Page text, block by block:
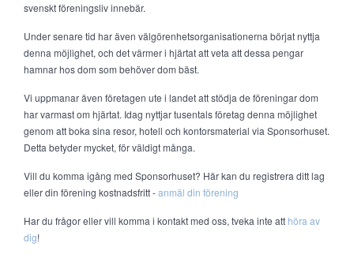
svenskt föreningsliv innebär.
Under senare tid har även välgörenhetsorganisationerna börjat nyttja
denna möjlighet, och det värmer i hjärtat att veta att dessa pengar
hamnar hos dom som behöver dom bäst.
Vi uppmanar även företagen ute i landet att stödja de föreningar dom
har varmast om hjärtat. Idag nyttjar tusentals företag denna möjlighet
genom att boka sina resor, hotell och kontorsmaterial via Sponsorhuset.
Detta betyder mycket, för väldigt många.
Vill du komma igång med Sponsorhuset? Här kan du registrera ditt lag
eller din förening kostnadsfritt -anmäl din förening
Har du frågor eller vill komma i kontakt med oss, tveka inte att höra av
dig!